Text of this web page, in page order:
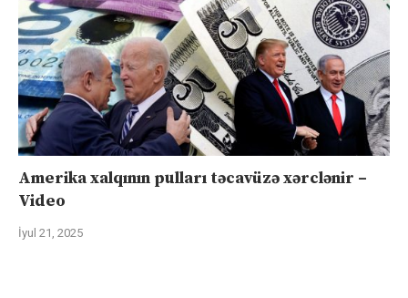
Amerika xalqının pulları təcavüzə xərclənir –
Video
İyul 21, 2025